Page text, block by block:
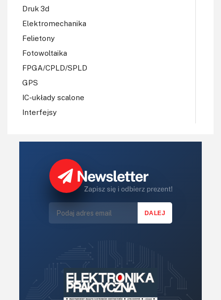
Druk 3d
Elektromechanika
Felietony
Fotowoltaika
FPGA/CPLD/SPLD
GPS
IC-układy scalone
Interfejsy
Koła Naukowe
LED/LCD/OLED
Mechatronika
Optoelektronika